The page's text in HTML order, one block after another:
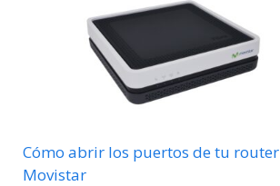
Cómo abrir los puertos de tu router
Movistar